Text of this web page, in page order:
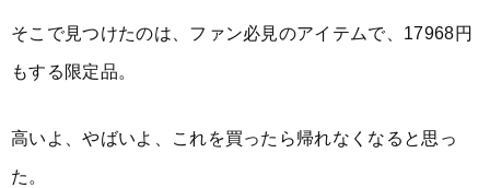
そこで見つけたのは、ファン必見のアイテムで、17968円
もする限定品。
高いよ、やばいよ、これを買ったら帰れなくなると思っ
た。